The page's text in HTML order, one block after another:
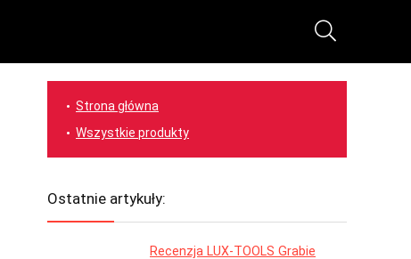
Strona główna
Wszystkie produkty
Ostatnie artykuły:
Recenzja LUX-TOOLS Grabie